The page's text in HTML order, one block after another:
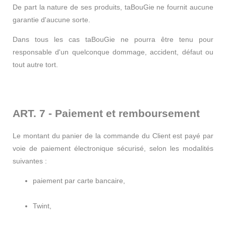
De part la nature de ses produits, taBouGie ne fournit aucune
garantie d'aucune sorte.
Dans tous les cas taBouGie ne pourra être tenu pour
responsable d'un quelconque dommage, accident, défaut ou
tout autre tort.
ART. 7 - Paiement et remboursement
Le montant du panier de la commande du Client est payé par
voie de paiement électronique sécurisé, selon les modalités
suivantes :
paiement par carte bancaire,
Twint,